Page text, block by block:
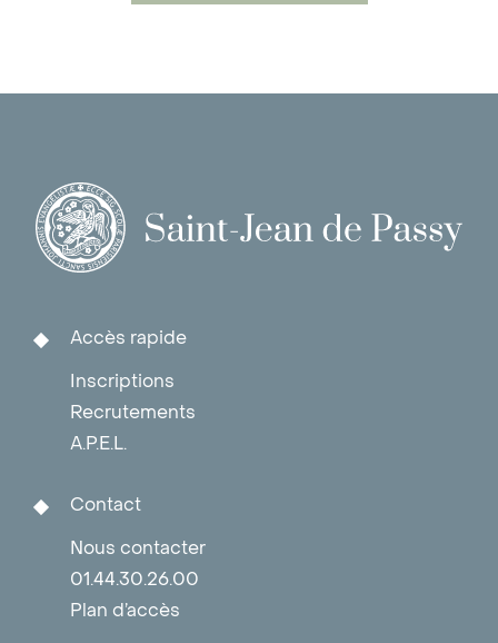
Accès rapide
Inscriptions
Recrutements
A.P.E.L.
Contact
Nous contacter
01.44.30.26.00
Plan d’accès